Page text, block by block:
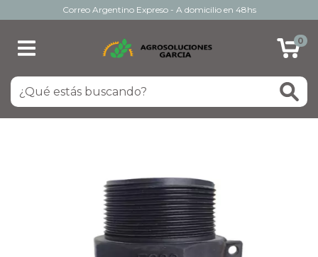
Correo Argentino Expreso - A domicilio en 48hs
0